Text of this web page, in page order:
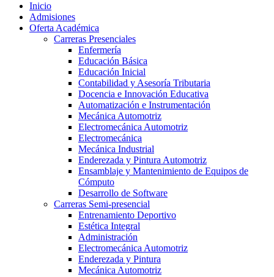
Inicio
Admisiones
Oferta Académica
Carreras Presenciales
Enfermería
Educación Básica
Educación Inicial
Contabilidad y Asesoría Tributaria
Docencia e Innovación Educativa
Automatización e Instrumentación
Mecánica Automotriz
Electromecánica Automotriz
Electromecánica
Mecánica Industrial
Enderezada y Pintura Automotriz
Ensamblaje y Mantenimiento de Equipos de
Cómputo
Desarrollo de Software
Carreras Semi-presencial
Entrenamiento Deportivo
Estética Integral
Administración
Electromecánica Automotriz
Enderezada y Pintura
Mecánica Automotriz